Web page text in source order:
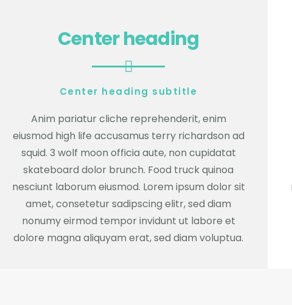
Center heading
Center heading subtitle
Anim pariatur cliche reprehenderit, enim
eiusmod high life accusamus terry richardson ad
squid. 3 wolf moon officia aute, non cupidatat
skateboard dolor brunch. Food truck quinoa
nesciunt laborum eiusmod. Lorem ipsum dolor sit
amet, consetetur sadipscing elitr, sed diam
nonumy eirmod tempor invidunt ut labore et
dolore magna aliquyam erat, sed diam voluptua.